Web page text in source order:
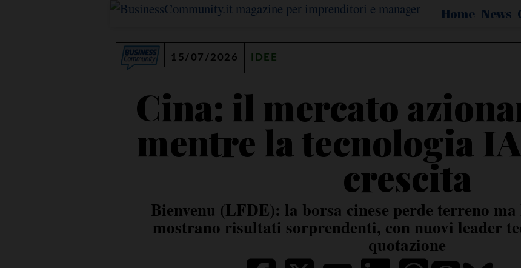
Home News
15/07/2026 IDEE
Cina: il mercato
mentre la tecnologia
crescita
Bienvenu (LFDE): la borsa cinese perde terreno
mostrano risultati sorprendenti, con nuovi leader
quotazione